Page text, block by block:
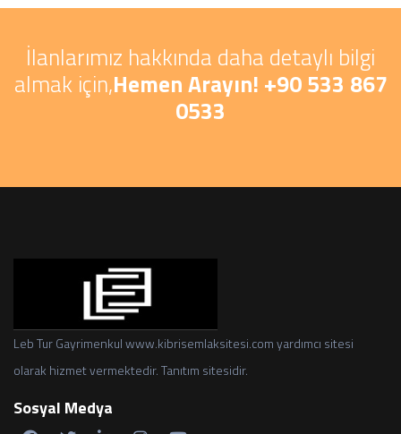
İlanlarımız hakkında daha detaylı bilgi
almak için,Hemen Arayın! +90 533 867
0533
Leb Tur Gayrimenkul www.kibrisemlaksitesi.com yardımcı sitesi
olarak hizmet vermektedir. Tanıtım sitesidir.
Sosyal Medya